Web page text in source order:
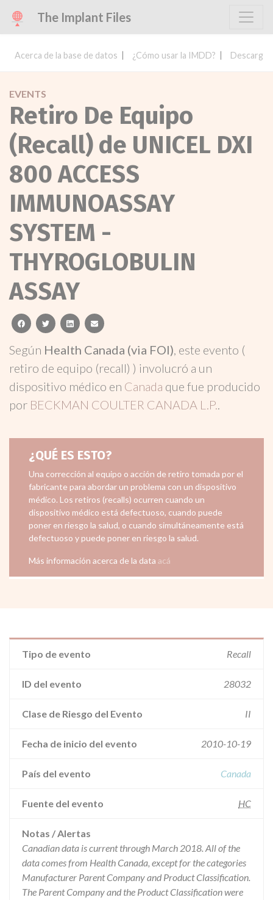
The Implant Files
Acerca de la base de datos ¿Cómo usar la IMDD? Descargar
EVENTS
Retiro De Equipo
(Recall) de UNICEL DXI
800 ACCESS
IMMUNOASSAY
SYSTEM -
THYROGLOBULIN
ASSAY
facebooktwitterlinkedinemail
Según Health Canada (via FOI), este evento (
retiro de equipo (recall) ) involucró a un
dispositivo médico en Canada que fue producido
por BECKMAN COULTER CANADA L.P..
¿QUÉ ES ESTO?
Una corrección al equipo o acción de retiro tomada por el
fabricante para abordar un problema con un dispositivo
médico. Los retiros (recalls) ocurren cuando un
dispositivo médico está defectuoso, cuando puede
poner en riesgo la salud, o cuando simultáneamente está
defectuoso y puede poner en riesgo la salud.
Más información acerca de la data acá
Tipo de evento Recall
ID del evento 28032
Clase de Riesgo del Evento II
Fecha de inicio del evento 2010-10-19
País del evento Canada
Fuente del evento HC
Notas / Alertas
Canadian data is current through March 2018. All of the
data comes from Health Canada, except for the categories
Manufacturer Parent Company and Product Classification.
The Parent Company and the Product Classification were